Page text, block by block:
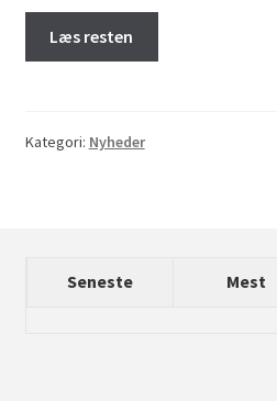
Læs resten
Kategori: Nyheder
Seneste Mest